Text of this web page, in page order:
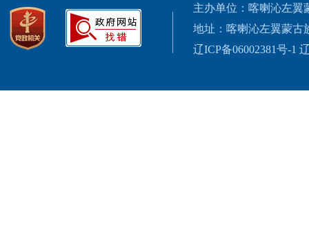
主办单位：喀喇沁左翼
地址：喀喇沁左翼蒙古
辽ICP备06002381号-1